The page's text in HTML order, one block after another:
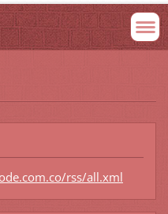
rss/all.xml